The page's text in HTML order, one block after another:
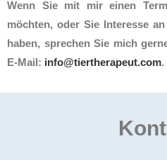
Wenn Sie mit mir einen
möchten, oder Sie Interesse
haben, sprechen Sie mich
E-Mail: info@tiertherapeut.com.